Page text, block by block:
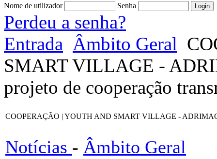
Nome de utilizador Senha
Perdeu a senha?
Entrada Âmbito Geral
SMART VILLAGE -
projeto de cooperação
COOPERAÇÃO | YOUTH AND SMART VILLAGE - ADRIMAG
Notícias - Âmbito Geral